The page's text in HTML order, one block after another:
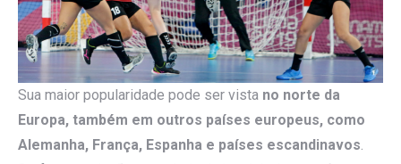
Sua maior popularidade pode ser vista no norte da
Europa, também em outros países europeus, como
Alemanha, França, Espanha e países escandinavos.